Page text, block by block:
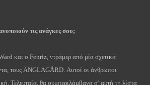
τις ανάγκες σου;
και ο Fenriz, ντράμερ από μία σχετικά
τους ÄNGLAGÅRD. Αυτοί οι άνθρωποι
Τελευταία, θα συμπεριλάμβανα σ’ αυτή τη λίστα